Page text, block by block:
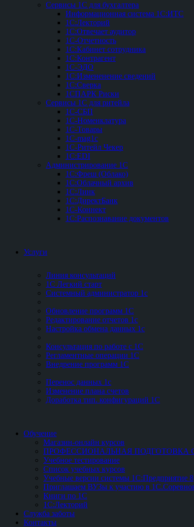
Сервисы 1С для бухгалтера
Информационная система 1С:ИТС
1С:Лекторий
1С:Отвечает аудитор
1С-Отчетность
1С:Кабинет сотрудника
1С:Контрагент
1С-ЭДО
1С:Измененение сведений
1С:Сверка
1СПАРК Риски
Сервисы 1С для ритейла
1С-СБП
1C-Номенклатура
1C-Товары
1C-mag1c
1C-Ритейл Чекер
1C:EDI
Администрирование 1С
1С:Фреш (Облако)
1С:Облачный архив
1С:Линк
1С:ДиректБанк
1С-Коннект
1С:Распознавание документов
Услуги
Линия консультаций
1С Легкий старт
Системный администратор 1с
Обновление программ 1С
Редактирование отчетов 1с
Настройка обмена данных 1с
Консультация по работе с 1С
Регламентные операции 1С
Внедрение программ 1С
Перенос данных 1с
Изменение плана счетов
Доработка тип. конфигураций 1С
Обучение
Магазин-онлайн курсов
ПРОФЕССИОНАЛЬНАЯ ПОДГОТОВКА
Учебное тестирование
Список учебных курсов
Учебные версии системы 1С:Предприятие 8
Приглашаем ВУЗы к участию в
Книги по 1С
1С:Лекторий
Служба заботы
Контакты